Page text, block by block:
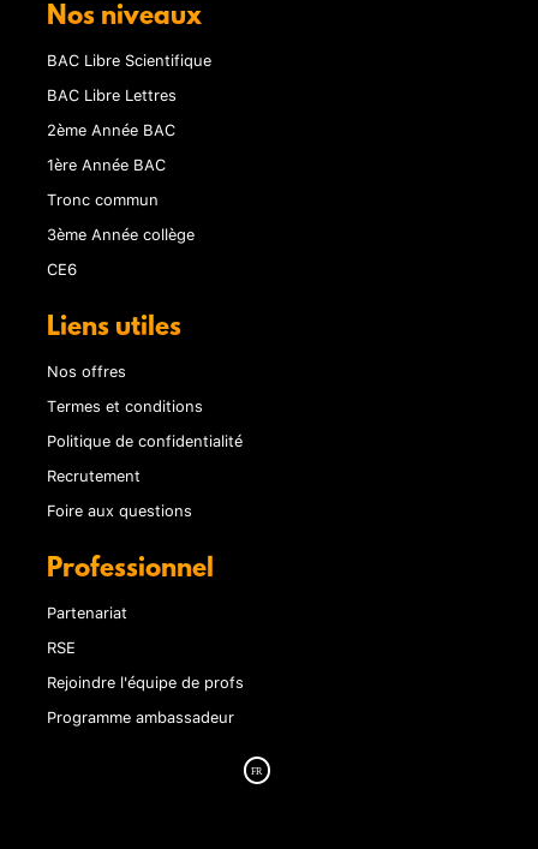
Nos niveaux
BAC Libre Scientifique
BAC Libre Lettres
2ème Année BAC
1ère Année BAC
Tronc commun
3ème Année collège
CE6
Liens utiles
Nos offres
Termes et conditions
Politique de confidentialité
Recrutement
Foire aux questions
Professionnel
Partenariat
RSE
Rejoindre l'équipe de profs
Programme ambassadeur